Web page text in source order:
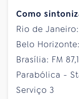
Como
Rio de
Belo Horizonte:
Brasília: FM
Parabólica -
Serviço 3